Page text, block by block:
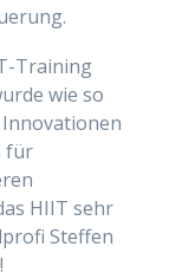
Training
wie so
für
HIIT sehr
Steffen